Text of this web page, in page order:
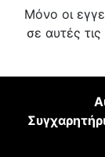
Μόνο οι
σε αυτές